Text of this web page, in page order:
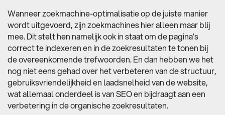
Wanneer zoekmachine-optimalisatie op de juiste manier
wordt uitgevoerd, zijn zoekmachines hier alleen maar blij
mee. Dit stelt hen namelijk ook in staat om de pagina’s
correct te indexeren en in de zoekresultaten te tonen bij
de overeenkomende trefwoorden. En dan hebben we het
nog niet eens gehad over het verbeteren van de structuur,
gebruiksvriendelijkheid en laadsnelheid van de website,
wat allemaal onderdeel is van SEO en bijdraagt aan een
verbetering in de organische zoekresultaten.